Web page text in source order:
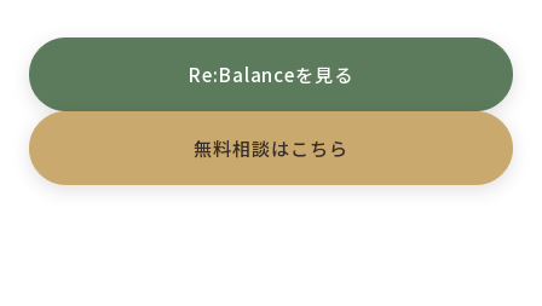
Re:Balanceを見る
無料相談はこちら